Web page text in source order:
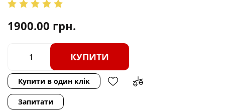
1900.00 грн.
КУПИТИ
Купити в один клік
Запитати